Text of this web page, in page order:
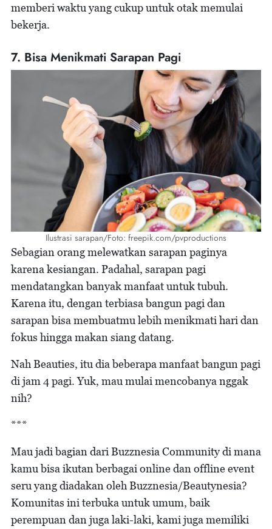
memberi waktu yang cukup untuk otak memulai
bekerja.
7. Bisa Menikmati Sarapan Pagi
Ilustrasi sarapan/Foto: freepik.com/pvproductions
Sebagian orang melewatkan sarapan paginya
karena kesiangan. Padahal, sarapan pagi
mendatangkan banyak manfaat untuk tubuh.
Karena itu, dengan terbiasa bangun pagi dan
sarapan bisa membuatmu lebih menikmati hari dan
fokus hingga makan siang datang.
Nah Beauties, itu dia beberapa manfaat bangun pagi
di jam 4 pagi. Yuk, mau mulai mencobanya nggak
nih?
***
Mau jadi bagian dari Buzznesia Community di mana
kamu bisa ikutan berbagai online dan offline event
seru yang diadakan oleh Buzznesia/Beautynesia?
Komunitas ini terbuka untuk umum, baik
perempuan dan juga laki-laki, kami juga memiliki